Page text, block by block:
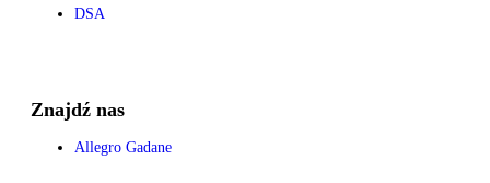
DSA
Znajdź nas
Allegro Gadane